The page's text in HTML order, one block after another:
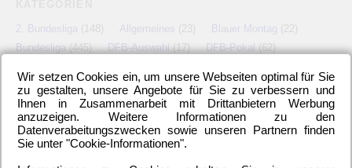
2. Bundesliga (148) Allgemeines (23) Blauer Montag (22)
Bundesliga(445) DFB-Auswahl(17) DFB-Pokal(62)
Relegationsspiel
(4) Schiedsrichter (21) Transfers(7)
UEFA Europa League(22) UEFA-Cup (12)
Wir setzen Cookies ein, um unsere Webseiten optimal für Sie
zu gestalten, unsere Angebote für Sie zu verbessern und
Ihnen in Zusammenarbeit mit Drittanbietern Werbung
anzuzeigen. Weitere Informationen zu den
Datenverabeitungszwecken sowie unseren Partnern finden
Sie unter "Cookie-Informationen".